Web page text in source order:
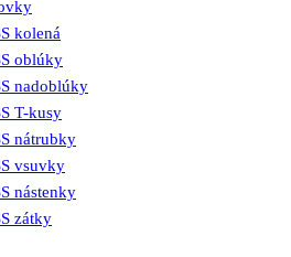
kolená
oblúky
nadoblúky
T-kusy
nátrubky
vsuvky
nástenky
zátky